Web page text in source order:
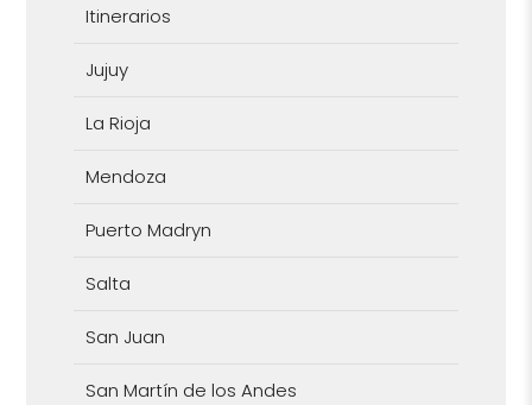
Itinerarios
Jujuy
La Rioja
Mendoza
Puerto Madryn
Salta
San Juan
San Martín de los Andes